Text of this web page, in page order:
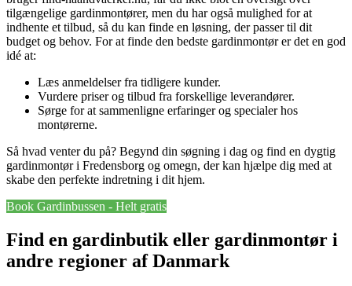
tilgængelige gardinmontører, men du har også mulighed for at
indhente et tilbud, så du kan finde en løsning, der passer til dit
budget og behov. For at finde den bedste gardinmontør er det en god
idé at:
Læs anmeldelser fra tidligere kunder.
Vurdere priser og tilbud fra forskellige leverandører.
Sørge for at sammenligne erfaringer og specialer hos
montørerne.
Så hvad venter du på? Begynd din søgning i dag og find en dygtig
gardinmontør i Fredensborg og omegn, der kan hjælpe dig med at
skabe den perfekte indretning i dit hjem.
Book Gardinbussen - Helt gratis
Find en gardinbutik eller gardinmontør i
andre regioner af Danmark